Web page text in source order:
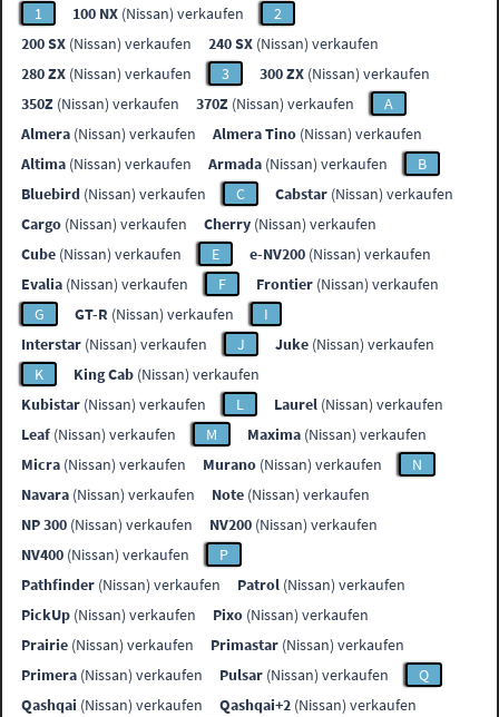
1 100 NX (Nissan) verkaufen
2
200 SX (Nissan) verkaufen 240 SX (Nissan) verkaufen
280 ZX (Nissan) verkaufen 3 300 ZX (Nissan) verkaufen
350Z (Nissan) verkaufen 370Z (Nissan) verkaufen
A
Almera (Nissan) verkaufen Almera Tino (Nissan) verkaufen
Altima (Nissan) verkaufen Armada (Nissan) verkaufen
B
Bluebird (Nissan) verkaufen C Cabstar (Nissan) verkaufen
Cargo (Nissan) verkaufen Cherry (Nissan) verkaufen
Cube (Nissan) verkaufen E e-NV200 (Nissan) verkaufen
Evalia (Nissan) verkaufen F Frontier (Nissan) verkaufen
G
GT-R (Nissan) verkaufen
I
Interstar (Nissan) verkaufen J Juke (Nissan) verkaufen
K
King Cab (Nissan) verkaufen
Kubistar (Nissan) verkaufen L Laurel (Nissan) verkaufen
Leaf (Nissan) verkaufen M Maxima (Nissan) verkaufen
Micra (Nissan) verkaufen Murano (Nissan) verkaufen
N
Navara (Nissan) verkaufen Note (Nissan) verkaufen
NP 300 (Nissan) verkaufen NV200 (Nissan) verkaufen
NV400 (Nissan) verkaufen
P
Pathfinder (Nissan) verkaufen Patrol (Nissan) verkaufen
PickUp (Nissan) verkaufen Pixo (Nissan) verkaufen
Prairie (Nissan) verkaufen Primastar (Nissan) verkaufen
Primera (Nissan) verkaufen Pulsar (Nissan) verkaufen
Q
Qashqai (Nissan) verkaufen Qashqai+2 (Nissan) verkaufen